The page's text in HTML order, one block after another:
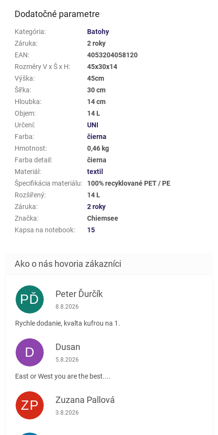
Dodatočné parametre
Kategória:
Batohy
Záruka:
2 roky
EAN:
4053204058120
Rozměry V x Š x H:
45x30x14
Výška:
45cm
Šířka:
30 cm
Hloubka:
14 cm
Objem:
14 L
Určení:
UNI
Farba:
čierna
Hmotnost:
0,46 kg
Farba detail :
čierna
Materiál :
textil
Špecifikácia materiálu:
100% recyklované PET / PE
Rozšířený:
14 L
Záruka:
2 roky
Značka:
Chiemsee
Kapsa na notebook: 15
PĎ Peter Ďurčík
Hodnotenie obchodu je 5 z 5 hviezdičiek.
8.8.2026
Rychle dodanie, kvalta kufrou na 1.
D Dusan
Hodnotenie obchodu je 5 z 5 hviezdičiek.
5.8.2026
East or West you are the best....
ZP Zuzana Pallová
Hodnotenie obchodu je 5 z 5 hviezdičiek.
3.8.2026